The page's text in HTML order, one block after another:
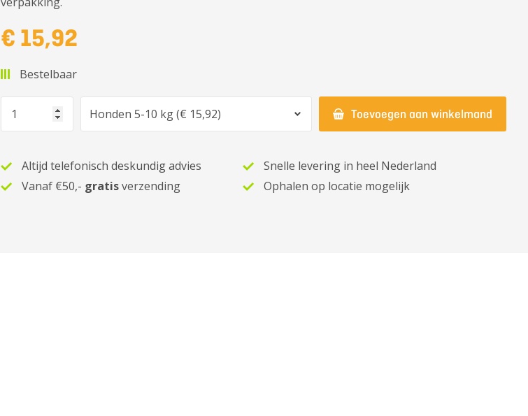
€ 15,92
Bestelbaar
Toevoegen aan winkelmand
Altijd telefonisch deskundig advies
Vanaf €50,- gratisverzending
Snelle levering in heel Nederland
Ophalen op locatie mogelijk